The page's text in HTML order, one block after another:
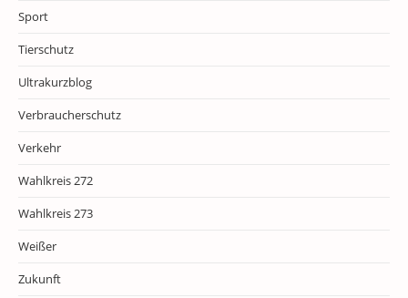
Sport
Tierschutz
Ultrakurzblog
Verbraucherschutz
Verkehr
Wahlkreis 272
Wahlkreis 273
Weißer
Zukunft